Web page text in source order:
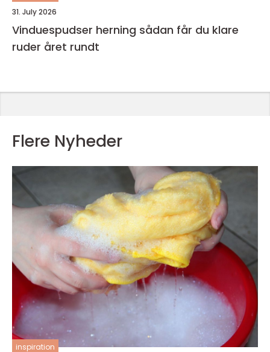
31. July 2026
Vinduespudser herning sådan får du klare
ruder året rundt
Flere Nyheder
inspiration